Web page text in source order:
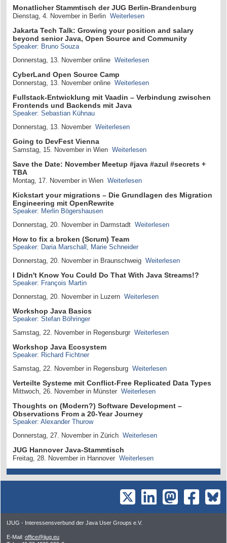
Monatlicher Stammtisch der JUG Berlin-Brandenburg
Dienstag, 4. November in Berlin Weiterlesen
Jakarta Tech Talk: Growing your position and salary
beyond senior Java, Open Source and Community
Speaker: Bruno Souza
Donnerstag, 13. November online Weiterlesen
CyberLand Open Source Camp
Donnerstag, 13. November online Weiterlesen
Fullstack-Entwicklung mit Vaadin – Verbindung zwischen
Frontends und Backends mit Java
Speaker: Sebastian Kühnau
Donnerstag, 13. November Weiterlesen
Going to DevFest Vienna
Samstag, 15. November in Wien Weiterlesen
Save the Date: November Meetup #java #azul #secrets +
TBA
Montag, 17. November in Wien Weiterlesen
Kickstart your migrations – Die Grundlagen des Migration
Engineering mit OpenRewrite
Speaker: Merlin Bögershausen
Donnerstag, 20. November in Darmstadt Weiterlesen
How to fix a broken (Scrum) Team
Speaker: Daria Marschall, Marie Schneider
Donnerstag, 20. November in Braunschweig Weiterlesen
I Didn't Know You Could Do That With Java Streams!?
Speaker: François Martin
Donnerstag, 20. November in Luzern Weiterlesen
Workshop Java Basics
Speaker: Stefan Böhringer
Samstag, 22. November in Regensburgr Weiterlesen
Workshop Java Ecosystem
Speaker: Richard Fichtner
Samstag, 22. November in Regensburg Weiterlesen
Verteilte Systeme mit Conflict-Free Replicated Data Types
Mittwoch, 26. November in Münster Weiterlesen
Thoughts on (Modern?) Software Development –
Observations From a 20-Year Journey
Speaker: Alexander Thurow
Donnerstag, 27. November in Zürich Weiterlesen
JUG Hannover Java-Stammtisch
Freitag, 28. November in Hannover Weiterlesen
IJUG - Interessensverbund der Java User Groups e.V.
E-Mail: office@ijug.eu